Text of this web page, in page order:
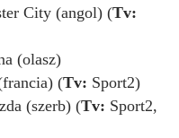
City (angol) (Tv:
(olasz)
(Tv: Sport2)
(szerb) (Tv: Sport2,